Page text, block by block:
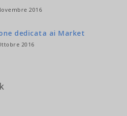
2016
dedicata ai Market
2016